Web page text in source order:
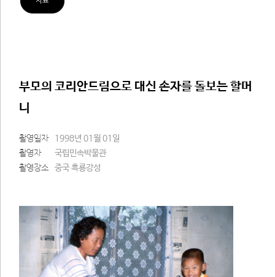
부모의 코리안드림으로 대신 손자를 돌보는 할머
니
촬영일자
1998년 01월 01일
촬영자
국립민속박물관
촬영장소
중국 흑룡강성